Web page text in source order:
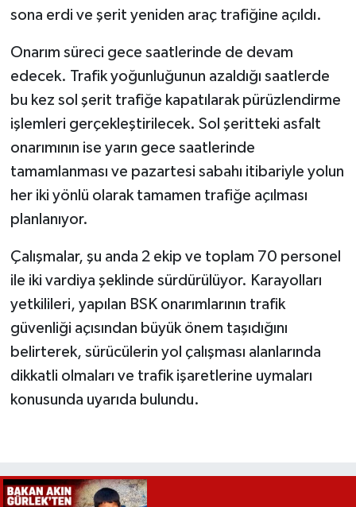
sona erdi ve şerit yeniden araç trafiğine açıldı.
Onarım süreci gece saatlerinde de devam
edecek. Trafik yoğunluğunun azaldığı saatlerde
bu kez sol şerit trafiğe kapatılarak pürüzlendirme
işlemleri gerçekleştirilecek. Sol şeritteki asfalt
onarımının ise yarın gece saatlerinde
tamamlanması ve pazartesi sabahı itibariyle yolun
her iki yönlü olarak tamamen trafiğe açılması
planlanıyor.
Çalışmalar, şu anda 2 ekip ve toplam 70 personel
ile iki vardiya şeklinde sürdürülüyor. Karayolları
yetkilileri, yapılan BSK onarımlarının trafik
güvenliği açısından büyük önem taşıdığını
belirterek, sürücülerin yol çalışması alanlarında
dikkatli olmaları ve trafik işaretlerine uymaları
konusunda uyarıda bulundu.